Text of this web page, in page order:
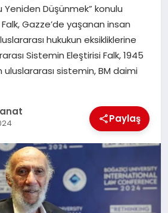
Yeniden Düşünmek” konulu
Gazze’de yaşanan insan
hukukun eksikliklerine
Sistemin Eleştirisi Falk, 1945
uluslararası sistemin, BM daimi
Paylaş